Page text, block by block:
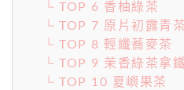
└ TOP 6 香柚綠茶
└ TOP 7 原片初露青茶
└ TOP 8 輕纖蕎麥茶
└ TOP 9 茉香綠茶拿
└ TOP 10 夏嶼果茶